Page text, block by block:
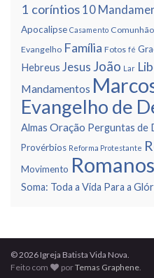
1 corí­ntios 10
Apocalipse Casamento Comunhão
Evangelho Famí­lia Fotos fé
Hebreus Jesus João Lar
Mandamentos
Evangelho de
Almas Oração Perguntas de
Provérbios Reforma Protestante
Movimento Romanos
Soma: Toda a Vida Para a
© 2026 Igreja Batista Vida Nova.
Feito com
porTemas Graphene